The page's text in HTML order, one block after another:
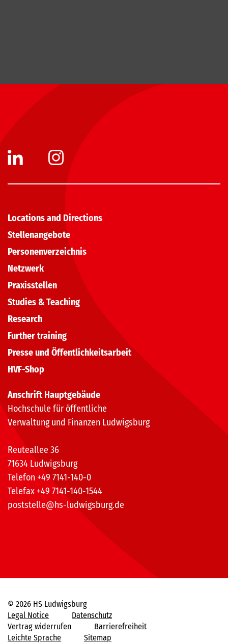
Locations and Directions
Stellenangebote
Personenverzeichnis
Netzwerk
Praxisstellen
Studies & Teaching
Research
Further training
Presse und Öffentlichkeitsarbeit
HVF-Shop
Anschrift Hauptgebäude
Hochschule für öffentliche
Verwaltung und Finanzen Ludwigsburg
Reuteallee 36
71634 Ludwigsburg
Telefon +49 7141-140-0
Telefax +49 7141-140-1544
poststelle@hs-ludwigsburg.de
© 2026 HS Ludwigsburg
Legal Notice
Datenschutz
Vertrag widerrufen
Barrierefreiheit
Leichte Sprache
Sitemap